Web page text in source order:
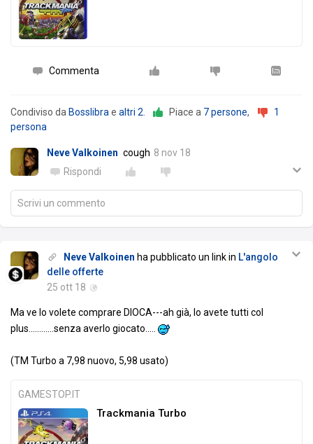
Commenta
Condiviso da Bosslibra e altri 2 Piace a 7 persone,
1
persona
Neve Valkoinen cough 8 nov 18
Rispondi
Scrivi un commento
Neve Valkoinen ha pubblicato un link in L'angolo
delle offerte
25 ott 18
Ma ve lo volete comprare DIOCA---ah già, lo avete tutti col
plus............senza averlo giocato.....
(TM Turbo a 7,98 nuovo, 5,98 usato)
GAMESTOP.IT
Trackmania Turbo